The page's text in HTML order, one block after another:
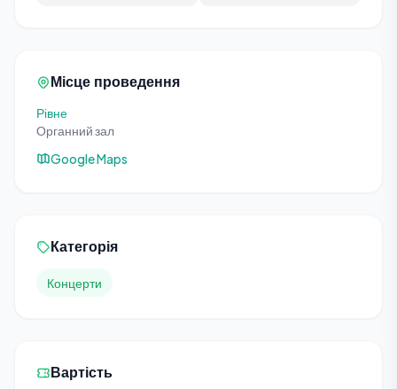
Місце проведення
Рівне
Органний зал
Google Maps
Категорія
Концерти
Вартість